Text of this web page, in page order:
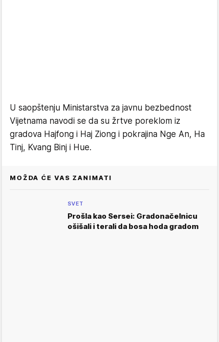
U saopštenju Ministarstva za javnu bezbednost
Vijetnama navodi se da su žrtve poreklom iz
gradova Hajfong i Haj Ziong i pokrajina Nge An, Ha
Tinj, Kvang Binj i Hue.
MOŽDA ĆE VAS ZANIMATI
SVET
Prošla kao Sersei: Gradonačelnicu
ošišali i terali da bosa hoda gradom